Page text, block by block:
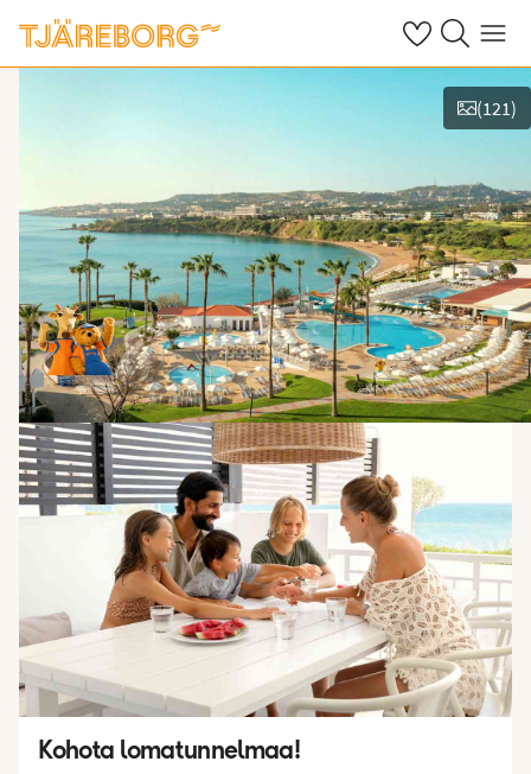
OmatHaku Valikko
Kuvat ja videot
(121)
Kohota lomatunnelmaa!